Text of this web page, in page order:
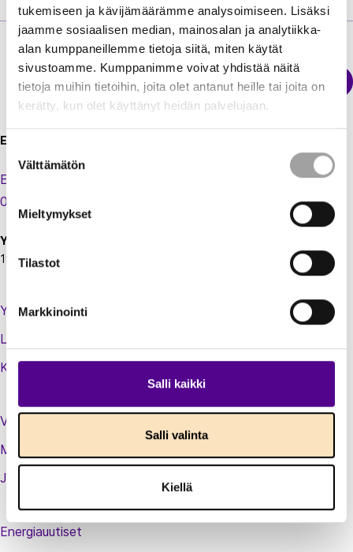
tukemiseen ja kävijämäärämme analysoimiseen. Lisäksi
jaamme sosiaalisen median, mainosalan ja analytiikka-
alan kumppaneillemme tietoja siitä, miten käytät
sivustoamme. Kumppanimme voivat yhdistää näitä
tietoja muihin tietoihin, joita olet antanut heille tai joita on
kerätty, kun olet käyttänyt heidän palvelujaan.
Suostumuksen
valinta
Välttämätön
Mieltymykset
Tilastot
Markkinointi
Salli kaikki
Salli valinta
Kiellä
Energiateollisuus
Sähkökatkokartta
Energiateollisuus ry
Eteläranta 10,
00130 Helsinki
Y-tunnus:
1924697-5
Yhteystiedot
Laskutustiedot
Kirjaudu sisään jäsenextraan
Vastuullisuusteot
Medialle
Jäsenluettelo
Energiauutiset